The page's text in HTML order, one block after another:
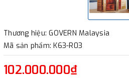
Thương hiệu: GOVERN Malaysia
Mã sản phẩm: K63-R03
102.000.000₫